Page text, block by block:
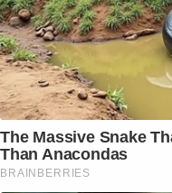
The Massive Snake
Than Anacondas
BRAINBERRIES